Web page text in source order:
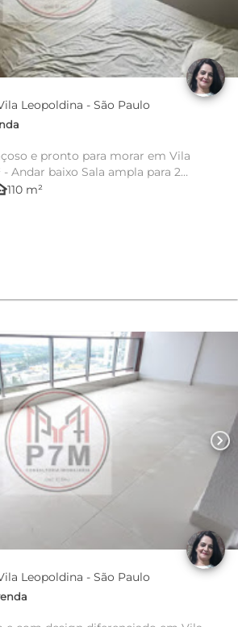
Apartamento em Vila Leopoldina - São Paulo
e pronto para morar em Vila
- Andar baixo Sala ampla para 2
c...
110 m²
chevron_right
Apartamento em Vila Leopoldina - São Paulo